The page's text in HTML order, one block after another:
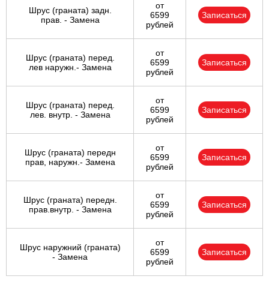
Шрус (граната) задн.
прав. - Замена
от
6599
рублей
Записаться
Шрус (граната) перед.
лев наружн.- Замена
от
6599
рублей
Записаться
Шрус (граната) перед.
лев. внутр. - Замена
от
6599
рублей
Записаться
Шрус (граната) передн
прав, наружн.- Замена
от
6599
рублей
Записаться
Шрус (граната) передн.
прав.внутр. - Замена
от
6599
рублей
Записаться
Шрус наружний (граната)
- Замена
от
6599
рублей
Записаться